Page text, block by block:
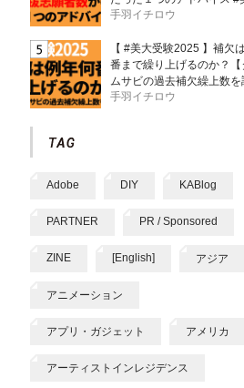
手羽イチロウ
【 #美大受験2025 】補欠
番まで繰り上げるのか？【
ムサビの過去補欠繰上数を
た】
手羽イチロウ
Adobe DIY KABlog
PARTNER PR / Sponsored
ZINE [English] アジア
アニメーション
アプリ・ガジェット アメリカ
アーティストインレジデンス